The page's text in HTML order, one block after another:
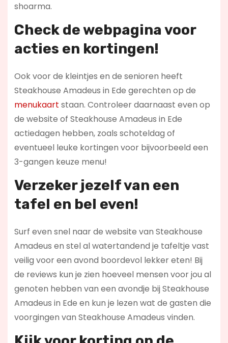
shoarma.
Check de webpagina voor
acties en kortingen!
Ook voor de kleintjes en de senioren heeft
Steakhouse Amadeus in Ede gerechten op de
menukaart staan. Controleer daarnaast even op
de website of Steakhouse Amadeus in Ede
actiedagen hebben, zoals schoteldag of
eventueel leuke kortingen voor bijvoorbeeld een
3-gangen keuze menu!
Verzeker jezelf van een
tafel en bel even!
Surf even snel naar de website van Steakhouse
Amadeus en stel al watertandend je tafeltje vast
veilig voor een avond boordevol lekker eten! Bij
de reviews kun je zien hoeveel mensen voor jou al
genoten hebben van een avondje bij Steakhouse
Amadeus in Ede en kun je lezen wat de gasten die
voorgingen van Steakhouse Amadeus vinden.